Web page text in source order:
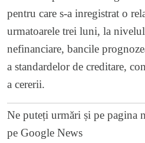
pentru care s-a inregistrat o
urmatoarele trei luni, la
nefinanciare, bancile
a standardelor de creditare,
a cererii.
Ne puteți urmări și pe pagina
pe Google News